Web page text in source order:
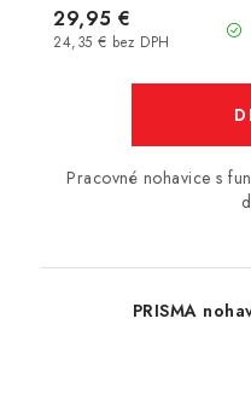
24,35 € bez DPH
29,95 €
Pracovné nohavice s
PRISMA